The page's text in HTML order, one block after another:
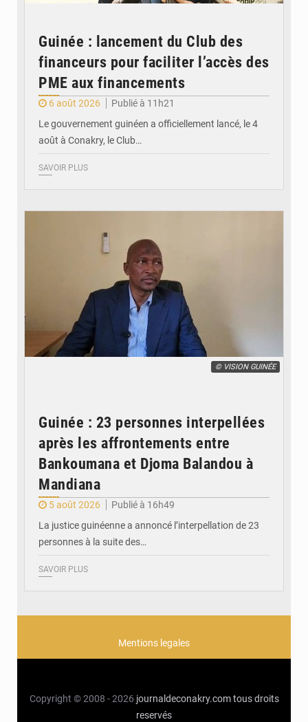
Guinée : lancement du Club des
financeurs pour faciliter l’accès des
PME aux financements
6 août 2026
Publié à 11h21
Le gouvernement guinéen a officiellement lancé, le 4
août à Conakry, le Club…
SAVOIR PLUS
© VISION GUINÉE
Guinée : 23 personnes interpellées
après les affrontements entre
Bankoumana et Djoma Balandou à
Mandiana
5 août 2026
Publié à 16h49
La justice guinéenne a annoncé l’interpellation de 23
personnes à la suite des…
SAVOIR PLUS
Mentions legales
Copyright © 2008 - 2026 journaldeconakry.com tous droits
reservés